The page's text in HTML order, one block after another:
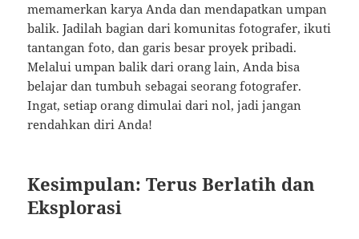
memamerkan karya Anda dan mendapatkan umpan
balik. Jadilah bagian dari komunitas fotografer, ikuti
tantangan foto, dan garis besar proyek pribadi.
Melalui umpan balik dari orang lain, Anda bisa
belajar dan tumbuh sebagai seorang fotografer.
Ingat, setiap orang dimulai dari nol, jadi jangan
rendahkan diri Anda!
Kesimpulan: Terus Berlatih dan
Eksplorasi